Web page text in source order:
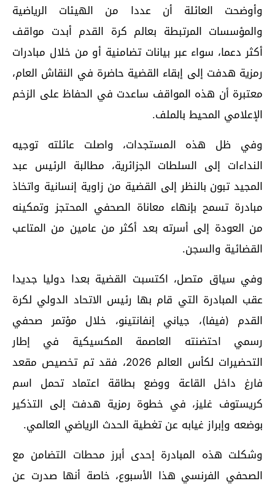
وأوضحت العائلة أن عددا من الهيئات الرياضية
والمؤسسات المرتبطة بعالم كرة القدم أبدت مواقف
أكثر دعما، سواء عبر بيانات تضامنية أو من خلال مبادرات
رمزية هدفت إلى إبقاء القضية حاضرة في النقاش العام،
معتبرة أن هذه المواقف ساعدت في الحفاظ على الزخم
الإعلامي المحيط بالملف.
وفي ظل هذه المستجدات، واصلت عائلته توجيه
النداءات إلى السلطات الجزائرية، مطالبة الرئيس عبد
المجيد تبون بالنظر إلى القضية من زاوية إنسانية واتخاذ
مبادرة تسمح بإنهاء معاناة الصحفي المحتجز وتمكينه
من العودة إلى أسرته بعد أكثر من عامين من المتاعب
القضائية والسجن.
وفي سياق متصل، اكتسبت القضية بعدا دوليا جديدا
عقب المبادرة التي قام بها رئيس الاتحاد الدولي لكرة
القدم (فيفا)، جياني إنفانتينو، خلال مؤتمر صحفي
رسمي احتضنته العاصمة المكسيكية في إطار
التحضيرات لكأس العالم 2026، فقد تم تخصيص مقعد
فارغ داخل القاعة ووضع بطاقة اعتماد تحمل اسم
كريستوف غليز، في خطوة رمزية هدفت إلى التذكير
بوضعه وإبراز غيابه عن تغطية الحدث الرياضي العالمي.
وشكلت هذه المبادرة إحدى أبرز محطات التضامن مع
الصحفي الفرنسي هذا الأسبوع، خاصة أنها صدرت عن